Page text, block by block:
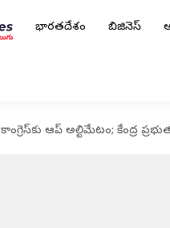
భారతదేశం బిజినెస్
కాంగ్రెస్‌కు ఆప్ అల్టిమేటం; కేంద్ర